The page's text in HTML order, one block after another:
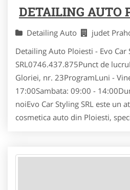
DETAILING AUTO
Detailing Auto judet
Detailing Auto Ploiesti - Evo Car
SRL0746.437.875Punct de
Gloriei, nr. 23ProgramLuni -
17:00Sambata: 09:00 -
noiEvo Car Styling SRL este un
cosmetica auto din Ploiesti,